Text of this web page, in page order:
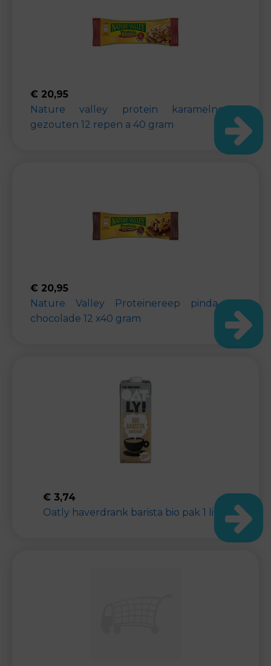
€ 20,95
Nature valley protein karamelnoten
gezouten 12 repen a 40 gram
€ 20,95
Nature Valley Proteinereep pinda en
chocolade 12 x40 gram
€ 3,74
Oatly haverdrank barista bio pak 1 liter